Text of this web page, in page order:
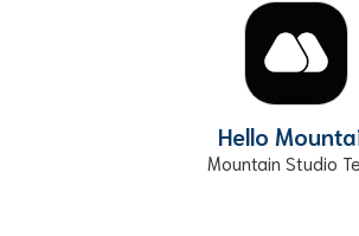
Hello
Mountain Studio